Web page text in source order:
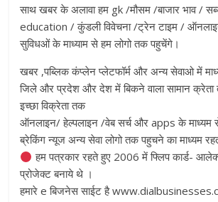
साथ खबर के अलावा हम gk /मौसम /बाजार भाव /
education / कुंडली विवेचना /ट्रेन टाइम /
सुविधओं के माध्याम से हम लोगो तक पहुचेंगे।
खबर ,पब्लिक कंप्लेन प्लेटफॉर्म और अन्य सेवाओ में
जिले और प्रदेश और देश में बिकने वाला सामान
इच्छा विक्रेता तक
ऑनलाइन/ हेल्पलाइन /वेब सर्च और apps के माध्यम
ब्रेकिंग न्यूज अन्य सेवा लोगो तक पहुचने का माध्यम
हम पत्रकार रहते हुए 2006 में फ्लिप कार्ड-
प्रोजेक्ट बनाये थे ।
हमारे e बिजनेस साईट है